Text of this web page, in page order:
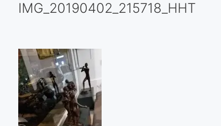
Artistas
Visitas a los ateliers o talleres de artistas
Qué dicen de nosotros?
Aviso legal
IMG_20190402_215718_HHT